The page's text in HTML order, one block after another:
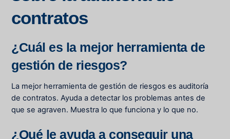
contratos
¿Cuál es la mejor herramienta de
gestión de riesgos?
La mejor herramienta de gestión de riesgos esauditoría
de contratos. Ayuda a detectar los problemas antes de
que se agraven. Muestra lo que funciona y lo que no.
¿Qué le ayuda a conseguir una